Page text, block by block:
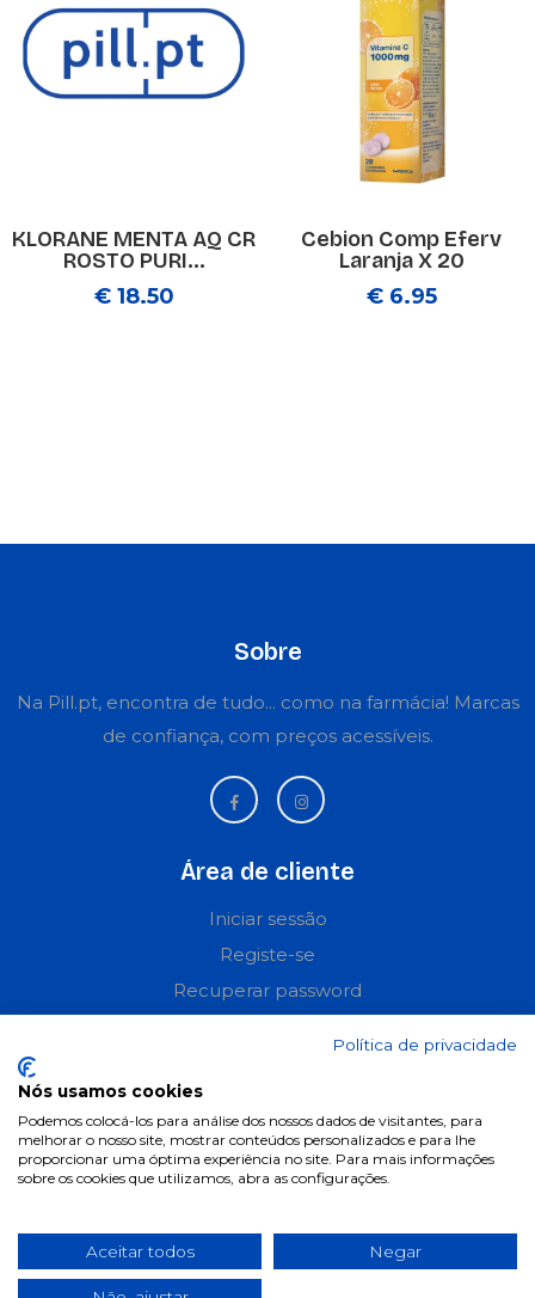
KLORANE MENTA AQ CR
ROSTO PURI...
€ 18.50
Cebion Comp Eferv
Laranja X 20
€ 6.95
Sobre
Na Pill.pt, encontra de tudo... como na farmácia! Marcas
de confiança, com preços acessíveis.
Área de cliente
Iniciar sessão
Registe-se
Recuperar password
Informações
Termos & Condições
Política de privacidade
Condições de campanhas
Últimas notícias & Blog
Política de privacidade
Nós usamos cookies
Podemos colocá-los para análise dos nossos dados de visitantes, para
melhorar o nosso site, mostrar conteúdos personalizados e para lhe
proporcionar uma óptima experiência no site. Para mais informações
sobre os cookies que utilizamos, abra as configurações.
Aceitar todos Negar